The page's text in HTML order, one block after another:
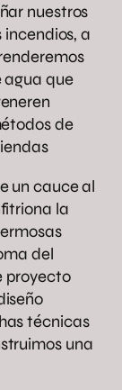
nuestros
a
que
de
un cauce al
la
del
proyecto
técnicas
una